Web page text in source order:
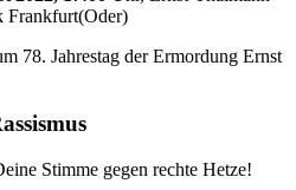
Frankfurt(Oder)
78. Jahrestag der Ermordung Ernst
Stimme gegen rechte Hetze!